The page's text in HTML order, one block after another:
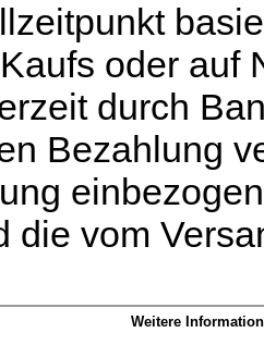
oder
durch
Bezahlung
die vom
Weitere